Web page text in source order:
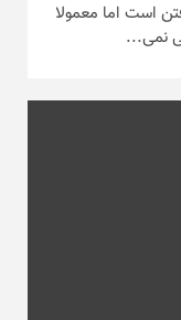
است اما معمولا
نمی...